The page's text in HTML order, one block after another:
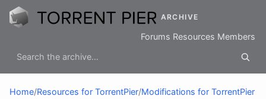
ARCHIVE
Forums Resources Members
Home/Resources for TorrentPier/Modifications for TorrentPier